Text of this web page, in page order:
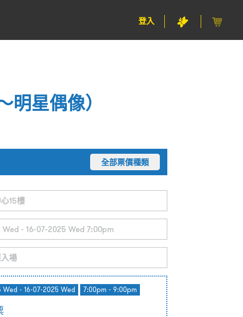
登入
星偶像）
全部票價種類
Wed - 16-07-2025 Wed 7:00pm - 9:00pm